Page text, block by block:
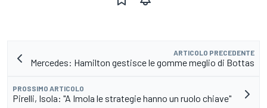
ARTICOLO PRECEDENTE
Mercedes: Hamilton gestisce le gomme meglio di Bottas
PROSSIMO ARTICOLO
Pirelli, Isola: "A Imola le strategie hanno un ruolo chiave"